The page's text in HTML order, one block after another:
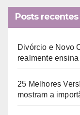
Posts recentes
Divórcio e Novo
realmente ensina
25 Melhores
mostram a